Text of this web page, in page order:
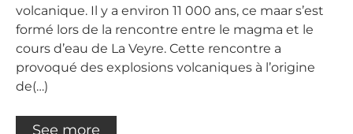
volcanique. Il y a environ 11 000 ans, ce maar s’est
formé lors de la rencontre entre le magma et le
cours d’eau de La Veyre. Cette rencontre a
provoqué des explosions volcaniques à l’origine
de(…)
See more